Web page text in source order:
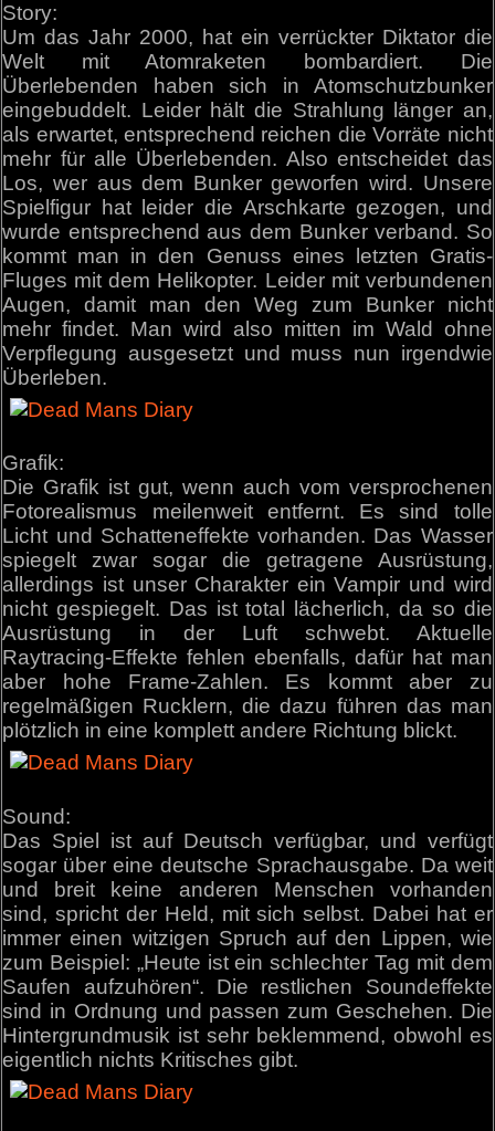
Story:
Um das Jahr 2000, hat ein verrückter Diktator die
Welt mit Atomraketen bombardiert. Die
Überlebenden haben sich in Atomschutzbunker
eingebuddelt. Leider hält die Strahlung länger an,
als erwartet, entsprechend reichen die Vorräte nicht
mehr für alle Überlebenden. Also entscheidet das
Los, wer aus dem Bunker geworfen wird. Unsere
Spielfigur hat leider die Arschkarte gezogen, und
wurde entsprechend aus dem Bunker verband. So
kommt man in den Genuss eines letzten Gratis-
Fluges mit dem Helikopter. Leider mit verbundenen
Augen, damit man den Weg zum Bunker nicht
mehr findet. Man wird also mitten im Wald ohne
Verpflegung ausgesetzt und muss nun irgendwie
Überleben.
Grafik:
Die Grafik ist gut, wenn auch vom versprochenen
Fotorealismus meilenweit entfernt. Es sind tolle
Licht und Schatteneffekte vorhanden. Das Wasser
spiegelt zwar sogar die getragene Ausrüstung,
allerdings ist unser Charakter ein Vampir und wird
nicht gespiegelt. Das ist total lächerlich, da so die
Ausrüstung in der Luft schwebt. Aktuelle
Raytracing-Effekte fehlen ebenfalls, dafür hat man
aber hohe Frame-Zahlen. Es kommt aber zu
regelmäßigen Rucklern, die dazu führen das man
plötzlich in eine komplett andere Richtung blickt.
Sound:
Das Spiel ist auf Deutsch verfügbar, und verfügt
sogar über eine deutsche Sprachausgabe. Da weit
und breit keine anderen Menschen vorhanden
sind, spricht der Held, mit sich selbst. Dabei hat er
immer einen witzigen Spruch auf den Lippen, wie
zum Beispiel: „Heute ist ein schlechter Tag mit dem
Saufen aufzuhören“. Die restlichen Soundeffekte
sind in Ordnung und passen zum Geschehen. Die
Hintergrundmusik ist sehr beklemmend, obwohl es
eigentlich nichts Kritisches gibt.